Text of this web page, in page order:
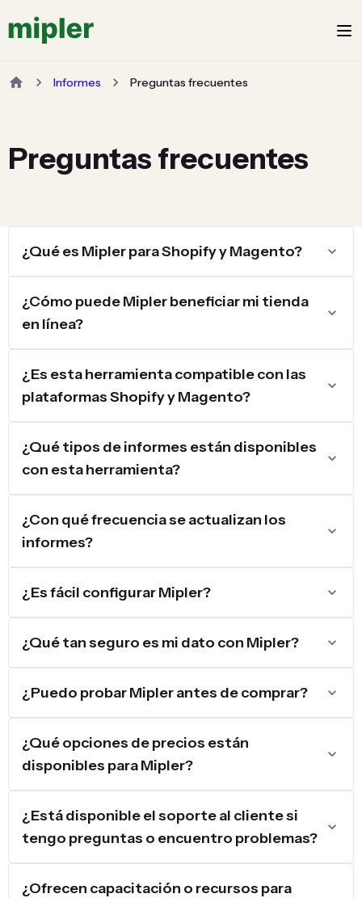
Informes Preguntas frecuentes
Preguntas frecuentes
¿Qué es Mipler para Shopify y Magento?
¿Cómo puede Mipler beneficiar mi tienda
en línea?
¿Es esta herramienta compatible con las
plataformas Shopify y Magento?
¿Qué tipos de informes están disponibles
con esta herramienta?
¿Con qué frecuencia se actualizan los
informes?
¿Es fácil configurar Mipler?
¿Qué tan seguro es mi dato con Mipler?
¿Puedo probar Mipler antes de comprar?
¿Qué opciones de precios están
disponibles para Mipler?
¿Está disponible el soporte al cliente si
tengo preguntas o encuentro problemas?
¿Ofrecen capacitación o recursos para